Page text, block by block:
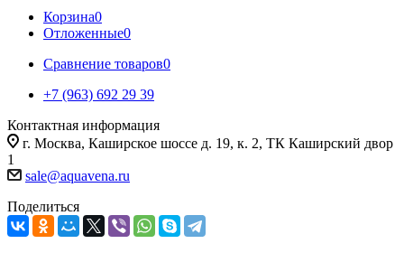
Корзина0
Отложенные0
Сравнение товаров0
+7 (963) 692 29 39
Контактная информация
г. Москва, Каширское шоссе д. 19, к. 2, ТК Каширский двор
1
sale@aquavena.ru
Поделиться